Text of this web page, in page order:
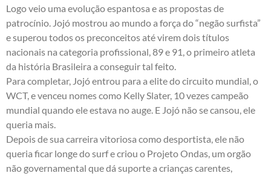
Logo veio uma evolução espantosa e as propostas de
patrocínio. Jojó mostrou ao mundo a força do “negão surfista”
e superou todos os preconceitos até virem dois títulos
nacionais na categoria profissional, 89 e 91, o primeiro atleta
da história Brasileira a conseguir tal feito.
Para completar, Jojó entrou para a elite do circuito mundial, o
WCT, e venceu nomes como Kelly Slater, 10 vezes campeão
mundial quando ele estava no auge. E Jojó não se cansou, ele
queria mais.
Depois de sua carreira vitoriosa como desportista, ele não
queria ficar longe do surf e criou o Projeto Ondas, um orgão
não governamental que dá suporte a crianças carentes,